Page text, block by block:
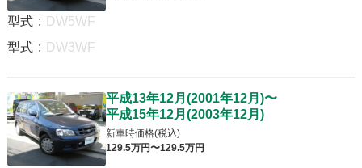
型式 : DW5WF
型式 : DW3WF
平成13年12月 (2001年12月 )〜
平成15年12月 (2003年12月 )
新車時価格(税込)
129.5万円〜129.5万円